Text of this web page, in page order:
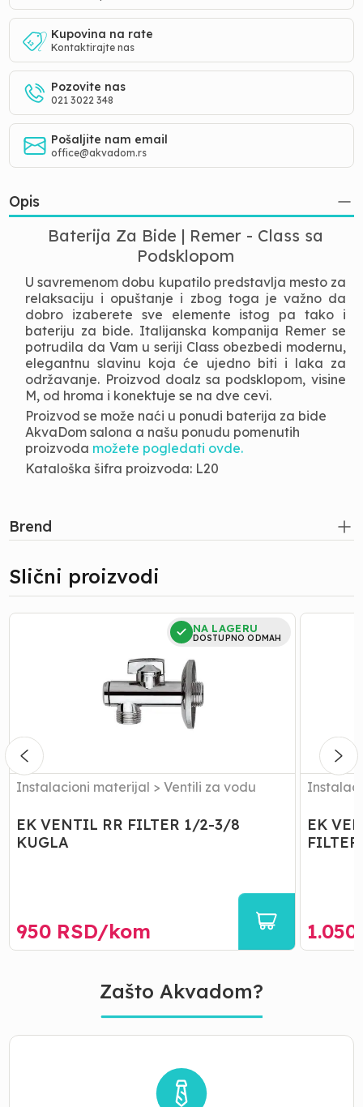
Kupovina na rate
Kontaktirajte nas
Pozovite nas
021 3022 348
Pošaljite nam email
office@akvadom.rs
Opis
Baterija Za Bide | Remer - Class sa
Podsklopom
U savremenom dobu kupatilo predstavlja mesto za
relaksaciju i opuštanje i zbog toga je važno da
dobro izaberete sve elemente istog pa tako i
bateriju za bide. Italijanska kompanija Remer se
potrudila da Vam u seriji Class obezbedi modernu,
elegantnu slavinu koja će ujedno biti i laka za
održavanje. Proizvod doalz sa podsklopom, visine
M, od hroma i konektuje se na dve cevi.
Proizvod se može naći u ponudi baterija za bide
AkvaDom salona a našu ponudu pomenutih
proizvoda možete pogledati ovde.
Kataloška šifra proizvoda: L20
Brend
Slični proizvodi
EK
NA LAGERU
DOSTUPNO ODMAH
Instalacioni materijal > Ventili za vodu
EK VENTIL RR FILTER 1/2-3/8
KUGLA
950 RSD/kom
EK
VES
MASINU
EK
1.050
Zašto Akvadom?